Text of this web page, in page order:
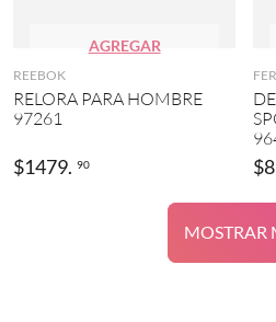
AGREGAR
REEBOK
RELORA PARA HOMBRE
97261
$1479. 90 $
MOSTRAR